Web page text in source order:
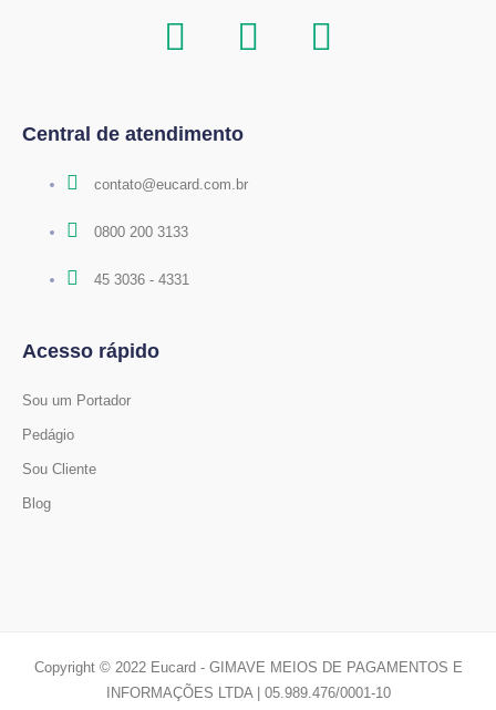
Central de atendimento
contato@eucard.com.br
0800 200 3133
45 3036 - 4331
Acesso rápido
Sou um Portador
Pedágio
Sou Cliente
Blog
Copyright © 2022 Eucard - GIMAVE MEIOS DE PAGAMENTOS E
INFORMAÇÕES LTDA | 05.989.476/0001-10